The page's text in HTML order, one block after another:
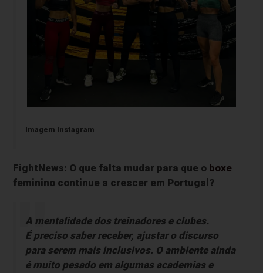
Imagem Instagram
FightNews: O que falta mudar para que o boxe
feminino continue a crescer em Portugal?
A mentalidade dos treinadores e clubes.
É preciso saber receber, ajustar o discurso
para serem mais inclusivos. O ambiente ainda
é muito pesado em algumas academias e